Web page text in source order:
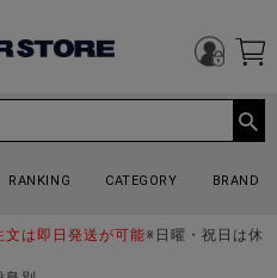
RANKING CATEGORY BRAND
は即日発送が可能※日曜・祝日は休